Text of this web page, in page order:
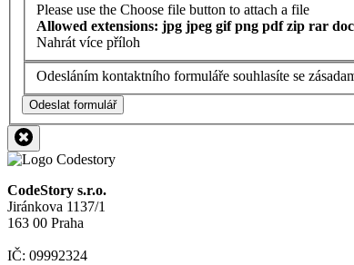
Please use the Choose file button to attach a file
Allowed extensions: jpg jpeg gif png pdf zip rar
Nahrát více příloh
Odesláním kontaktního formuláře souhlasíte se
Odeslat formulář
CodeStory s.r.o.
Jiránkova 1137/1
163 00 Praha
IČ: 09992324